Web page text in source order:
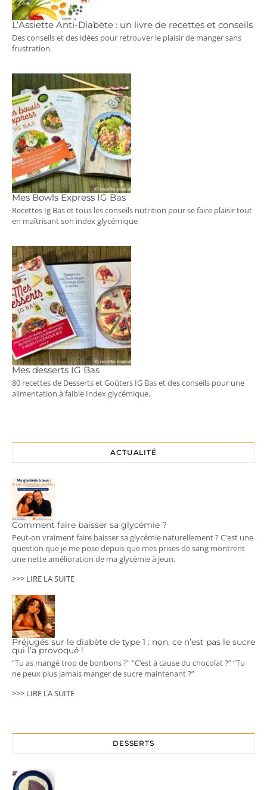
L’Assiette Anti-Diabète : un livre de recettes et conseils
Des conseils et des idées pour retrouver le plaisir de manger sans
frustration.
Mes Bowls Express IG Bas
Recettes Ig Bas et tous les conseils nutrition pour se faire plaisir tout
en maîtrisant son index glycémique
Mes desserts IG Bas
80 recettes de Desserts et Goûters IG Bas et des conseils pour une
alimentation à faible Index glycémique.
ACTUALITÉ
Comment faire baisser sa glycémie ?
Peut-on vraiment faire baisser sa glycémie naturellement ? C'est une
question que je me pose depuis que mes prises de sang montrent
une nette amélioration de ma glycémie à jeun.
>>> LIRE LA SUITE
Préjugés sur le diabète de type 1 : non, ce n’est pas le sucre
qui l’a provoqué !
“Tu as mangé trop de bonbons ?” “C’est à cause du chocolat ?” “Tu
ne peux plus jamais manger de sucre maintenant ?”
>>> LIRE LA SUITE
DESSERTS